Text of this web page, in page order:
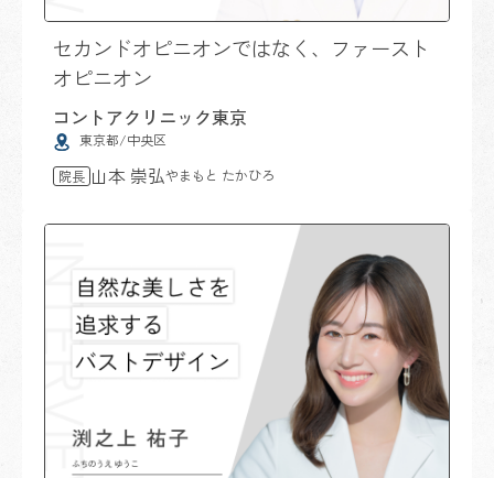
セカンドオピニオンではなく、ファースト
オピニオン
コントアクリニック東京
東京都/中央区
院長 山本 崇弘やまもと たかひろ